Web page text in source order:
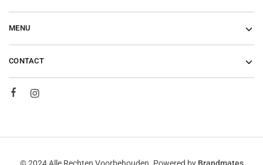
MENU
CONTACT
© 2024 Alle Rechten Voorbehouden. Powered by Brandmates